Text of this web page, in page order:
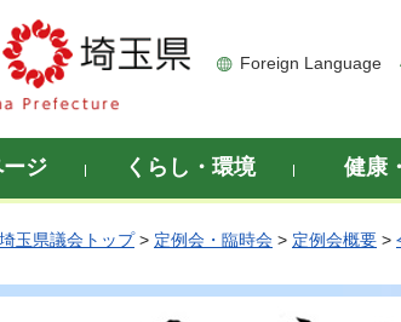
Foreign Language
ージ くらし・環境 健康
埼玉県議会トップ> 定例会・臨時会 > 定例会概要 >